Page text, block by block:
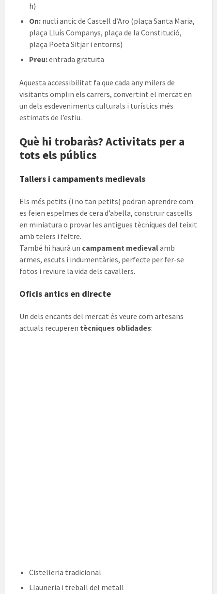
h)
On: nucli antic de Castell d’Aro (plaça Santa Maria,
plaça Lluís Companys, plaça de la Constitució,
plaça Poeta Sitjar i entorns)
Preu:entrada gratuïta
Aquesta accessibilitat fa que cada any milers de
visitants omplin els carrers, convertint el mercat en
un dels esdeveniments culturals i turístics més
estimats de l’estiu.
Què hi trobaràs? Activitats per a
tots els públics
Tallers i campaments medievals
Els més petits (i no tan petits) podran aprendre com
es feien espelmes de cera d’abella, construir castells
en miniatura o provar les antigues tècniques del teixit
amb telers i feltre.
També hi haurà un campament medievalamb
armes, escuts i indumentàries, perfecte per fer-se
fotos i reviure la vida dels cavallers.
Oficis antics en directe
Un dels encants del mercat és veure com artesans
actuals recuperen tècniques oblidades:
Cistelleria tradicional
Llauneria i treball del metall